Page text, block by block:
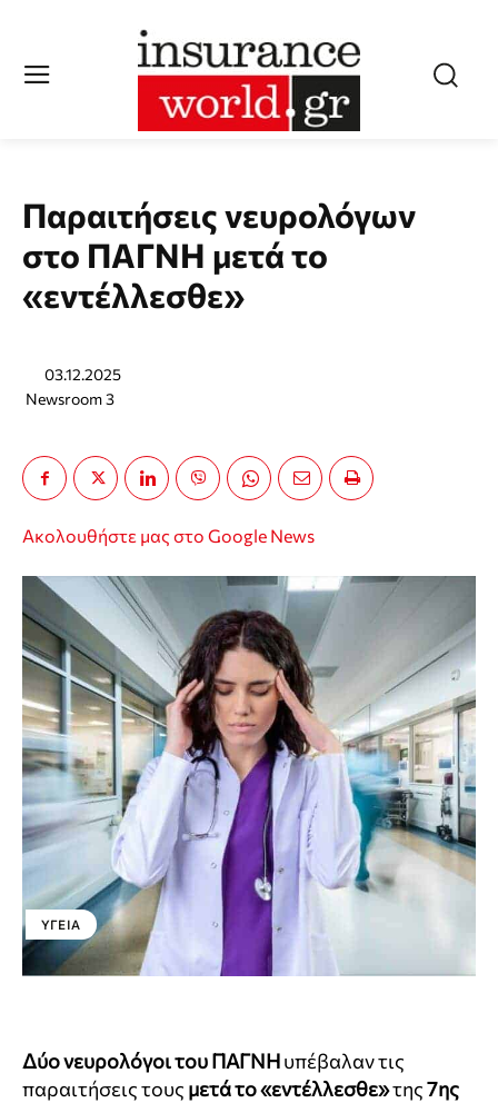
Παραιτήσεις νευρολόγων
στο ΠΑΓΝΗ μετά το
«εντέλλεσθε»
03.12.2025
Newsroom 3
Ακολουθήστε μας στο Google News
ΥΓΕΊΑ
Δύο νευρολόγοι του ΠΑΓΝΗυπέβαλαν τις
παραιτήσεις τους μετά το «εντέλλεσθε»της7ης